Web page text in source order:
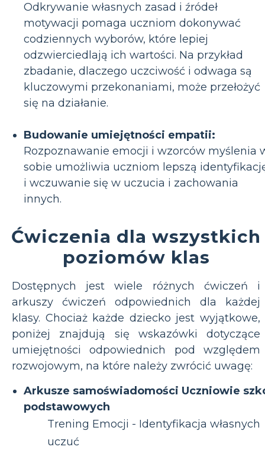
Odkrywanie własnych zasad i źródeł
motywacji pomaga uczniom dokonywać
codziennych wyborów, które lepiej
odzwierciedlają ich wartości. Na przykład
zbadanie, dlaczego uczciwość i odwaga są
kluczowymi przekonaniami, może przełożyć
się na działanie.
Budowanie umiejętności empatii:
Rozpoznawanie emocji i wzorców myślenia
sobie umożliwia uczniom lepszą
i wczuwanie się w uczucia i zachowania
innych.
Ćwiczenia dla wszystkich
poziomów klas
Dostępnych jest wiele różnych ćwiczeń i
arkuszy ćwiczeń odpowiednich dla każdej
klasy. Chociaż każde dziecko jest wyjątkowe,
poniżej znajdują się wskazówki dotyczące
umiejętności odpowiednich pod względem
rozwojowym, na które należy zwrócić uwagę:
Arkusze samoświadomości Uczniowie
podstawowych
Trening Emocji - Identyfikacja własnych
uczuć